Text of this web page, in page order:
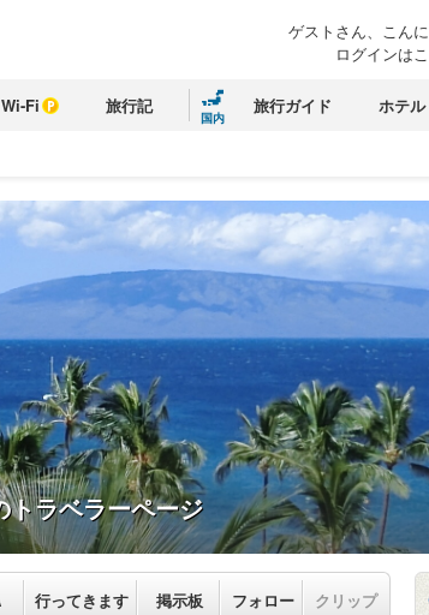
ゲストさん、こん
ログインは
Wi-Fi 旅行記
国内
旅行ガイド ホテル
トラベラーページ
行ってきます 掲示板 フォロー クリップ